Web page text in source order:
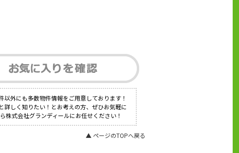
外にも多数物件情報をご用意しております！
しく知りたい！とお考えの方、ぜひお気軽に
株式会社グランディールにお任せください！
▲ ページのTOPへ戻る